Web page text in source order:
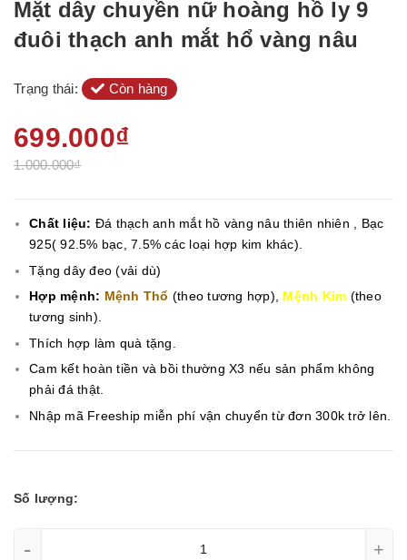
Mặt dây chuyền nữ hoàng hồ ly 9
đuôi thạch anh mắt hổ vàng nâu
Trạng thái: Còn hàng
699.000₫
1.000.000₫
Chất liệu: Đá thạch anh mắt hồ vàng nâu thiên nhiên , Bạc
925( 92.5% bạc, 7.5% các loại hợp kim khác).
Tặng dây đeo (vải dù)
Hợp mệnh: Mệnh Thổ (theo tương hợp), Mệnh Kim (theo
tương sinh).
Thích hợp làm quà tặng.
Cam kết hoàn tiền và bồi thường X3 nếu sản phẩm không
phải đá thật.
Nhập mã Freeship miễn phí vận chuyển từ đơn 300k trở lên.
Số lượng:
- +